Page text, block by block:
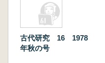
古代研究 16 1978
年秋の号